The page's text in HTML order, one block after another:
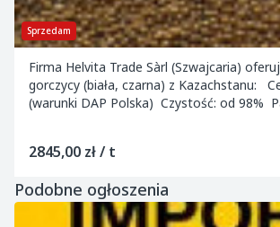
Sprzedam
Firma Helvita Trade Sàrl (Szwajcaria)
gorczycy (biała, czarna) z Kazachstanu:
(warunki DAP Polska) Czystość: od 98%
2845,00 zł / t
Podobne ogłoszenia